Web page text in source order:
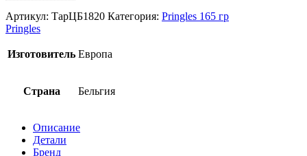
Артикул: ТарЦБ1820 Категория: Pringles 165 гр
Pringles
Изготовитель Европа
Страна Бельгия
Описание
Детали
Бренд